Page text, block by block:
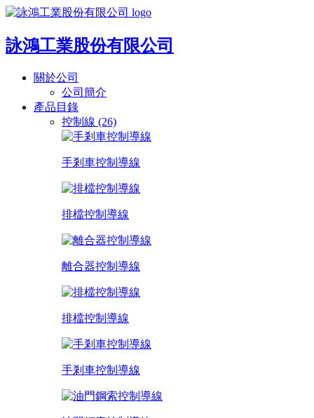
詠鴻工業股份有限公司
關於公司
公司簡介
產品目錄
控制線 (26)
手剎車控制導線
排檔控制導線
離合器控制導線
排檔控制導線
手剎車控制導線